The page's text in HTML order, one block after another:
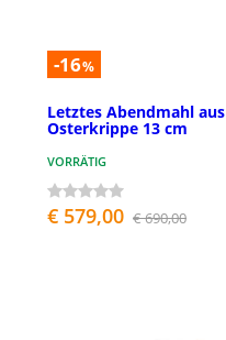
-16%
Letztes Abendmahl
Osterkrippe 13 cm
VORRÄTIG
€ 579,00 € 690,00